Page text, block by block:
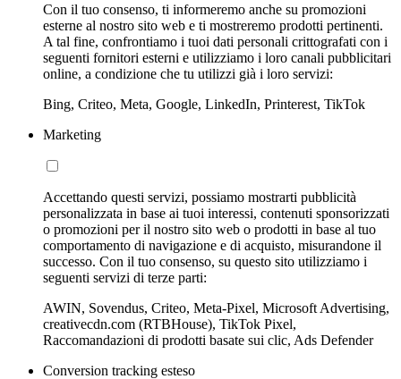
Con il tuo consenso, ti informeremo anche su promozioni
esterne al nostro sito web e ti mostreremo prodotti pertinenti.
A tal fine, confrontiamo i tuoi dati personali crittografati con i
seguenti fornitori esterni e utilizziamo i loro canali pubblicitari
online, a condizione che tu utilizzi già i loro servizi:
Bing, Criteo, Meta, Google, LinkedIn, Printerest, TikTok
Marketing
Accettando questi servizi, possiamo mostrarti pubblicità
personalizzata in base ai tuoi interessi, contenuti sponsorizzati
o promozioni per il nostro sito web o prodotti in base al tuo
comportamento di navigazione e di acquisto, misurandone il
successo. Con il tuo consenso, su questo sito utilizziamo i
seguenti servizi di terze parti:
AWIN, Sovendus, Criteo, Meta-Pixel, Microsoft Advertising,
creativecdn.com (RTBHouse), TikTok Pixel,
Raccomandazioni di prodotti basate sui clic, Ads Defender
Conversion tracking esteso